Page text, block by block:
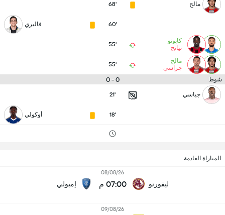
مالح 68'
60' فاليري
كابوتو
نيانج
55'
مالح
جراسي
55'
شوط 0 - 0
جياسي 21'
18' أوكولي
المباراة القادمة
ليفورنو
08/08/26
07:00 م إمبولي
09/08/26